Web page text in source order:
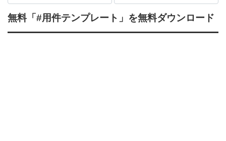
無料「#用件テンプレート」 を無料ダウンロード